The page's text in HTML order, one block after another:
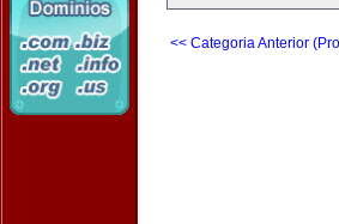
<< Categoria Anterior